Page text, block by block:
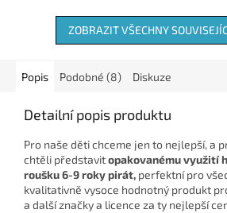
ZOBRAZIT VŠECHNY
Popis Podobné (8) Diskuze
Detailní popis produktu
Pro naše děti chceme jen to nejlepší, a
chtěli představitopakovanému využití
roušku 6-9 roky pirát, perfektní pro
kvalitativně vysoce hodnotný produkt
a další značky a licence za ty nejlepší